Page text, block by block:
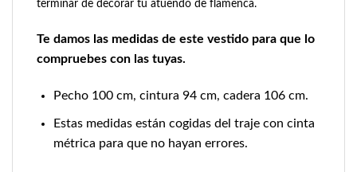
terminar de decorar tu atuendo de flamenca.
Te damos las medidas de este vestido para que lo
compruebes con las tuyas.
Pecho 100 cm, cintura 94 cm, cadera 106 cm.
Estas medidas están cogidas del traje con cinta
métrica para que no hayan errores.